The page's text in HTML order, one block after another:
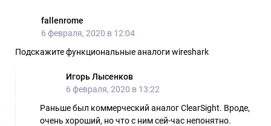
fallenrome
6 февраля, 2020 в 12:04
Подскажите функциональные аналоги wireshark
Игорь Лысенков
6 февраля, 2020 в 13:22
Раньше был коммерческий аналог ClearSight. Вроде,
очень хороший, но что с ним сей-час непонятно.